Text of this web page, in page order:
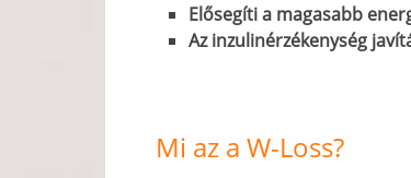
Elősegíti a magasabb
Az inzulinérzékenység
Mi az a W-Loss?